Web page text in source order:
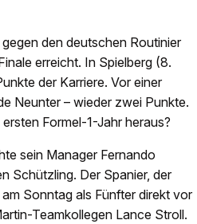
den deutschen Routinier
erreicht. In Spielberg (8.
der Karriere. Vor einer
Neunter – wieder zwei Punkte.
Formel-1-Jahr heraus?
sein Manager Fernando
Schützling. Der Spanier, der
Sonntag als Fünfter direkt vor
Teamkollegen Lance Stroll.